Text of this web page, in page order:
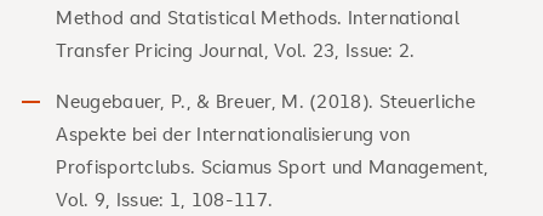
Method and Statistical Methods. International
Transfer Pricing Journal, Vol. 23, Issue: 2.
Neugebauer, P., & Breuer, M. (2018). Steuerliche
Aspekte bei der Internationalisierung von
Profisportclubs. Sciamus Sport und Management,
Vol. 9, Issue: 1, 108-117.